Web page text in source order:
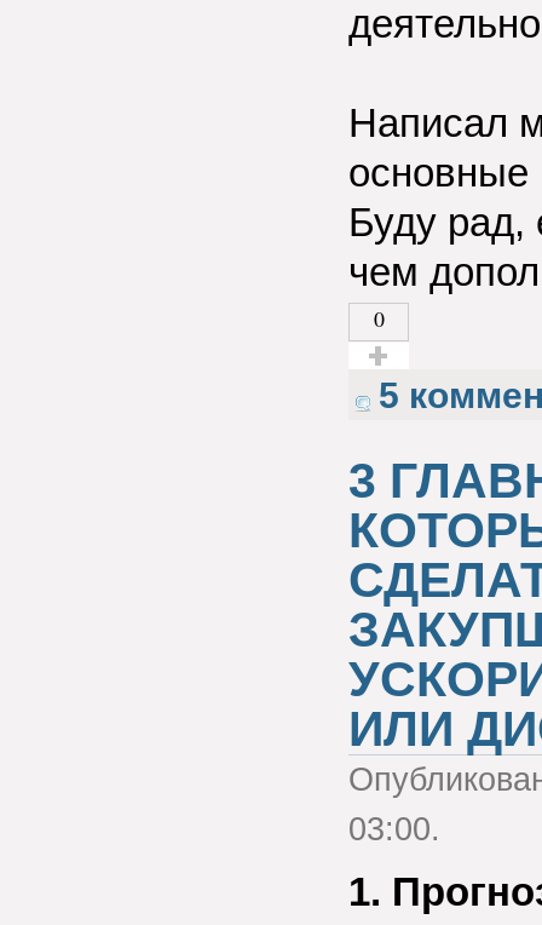
Написал
основные
Буду рад,
чем
0
Голос за!
5
3
ИЛИ
03:00.
1.